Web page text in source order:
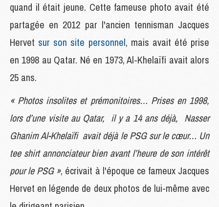
quand il était jeune. Cette fameuse photo avait été
partagée en 2012 par l'ancien tennisman Jacques
Hervet sur son site personnel, mais avait été prise
en 1998 au Qatar. Né en 1973, Al-Khelaïfi avait alors
25 ans.
« Photos insolites et prémonitoires… Prises en 1998,
lors d’une visite au Qatar, il y a 14 ans déjà, Nasser
Ghanim Al-Khelaïfi avait déjà le PSG sur le cœur… Un
tee shirt annonciateur bien avant l’heure de son intérêt
pour le PSG », écrivait à l'époque ce fameux Jacques
Hervet en légende de deux photos de lui-même avec